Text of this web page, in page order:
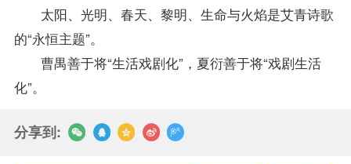
太阳、光明、春天、黎明、生命与火焰是艾青诗歌
的“永恒主题”。
曹禺善于将“生活戏剧化”，夏衍善于将“戏剧生活
化”。
分享到: